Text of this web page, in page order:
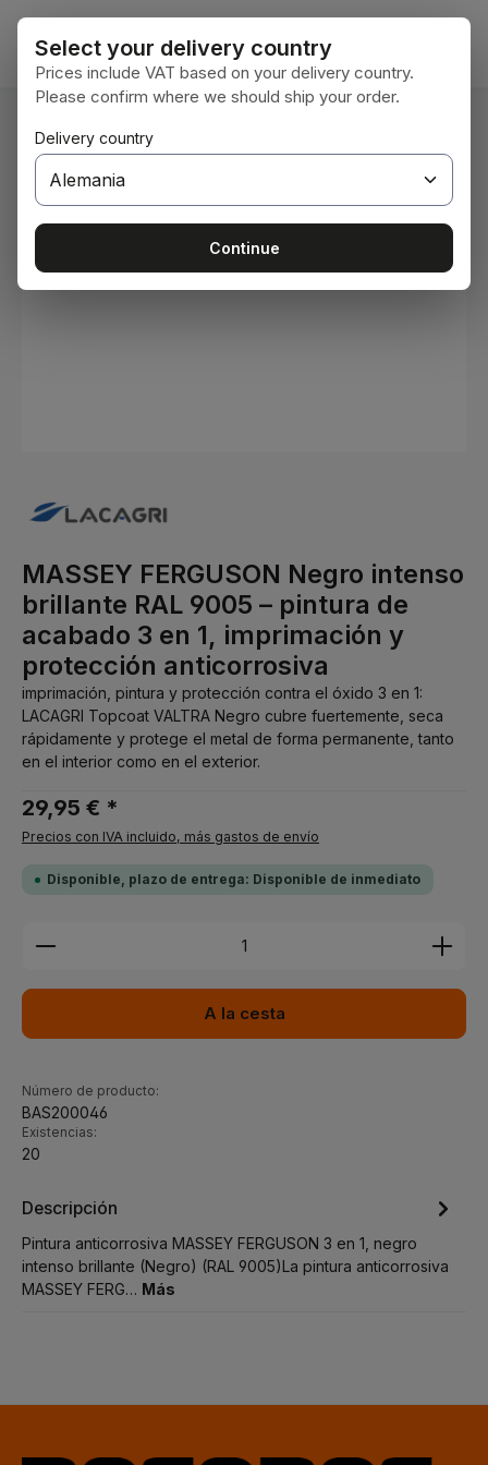
Saltar al contenido principal
Estás aquí: Inicio
MASSEY FERGUSON Negro intenso
brillante RAL 9005 – pintura de
acabado 3 en 1, imprimación y
protección anticorrosiva
imprimación, pintura y protección contra el óxido 3 en 1:
LACAGRI Topcoat VALTRA Negro cubre fuertemente, seca
rápidamente y protege el metal de forma permanente, tanto
en el interior como en el exterior.
29,95 € *
Precios con IVA incluido, más gastos de envío
Disponible, plazo de entrega: Disponible de inmediato
Cantidad del producto: introduce la cantidad
A la cesta
Número de producto:
BAS200046
Existencias:
20
Descripción
Pintura anticorrosiva MASSEY FERGUSON 3 en 1, negro
intenso brillante (Negro) (RAL 9005)La pintura anticorrosiva
MASSEY FERG… Más
Select your delivery country
Prices include VAT based on your delivery country.
Please confirm where we should ship your order.
Delivery country
Continue